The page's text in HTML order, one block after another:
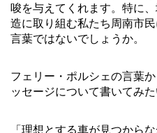
唆を与えてくれます。特に
造に取り組む私たち周南市
言葉ではないでしょうか。
フェリー・ポルシェの言葉
ッセージについて書いてみた
「理想とする車が見つから